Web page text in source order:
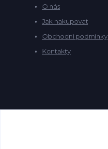
O nás
Jak nakupovat
Obchodní podmínky
Kontakty